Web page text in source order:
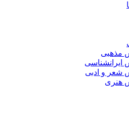
مذهبی
ایرانشناسی
شعر و ادبی
هنری